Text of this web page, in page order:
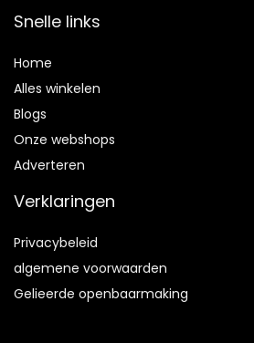
Snelle links
Home
Alles winkelen
Blogs
Onze webshops
Adverteren
Verklaringen
Privacybeleid
algemene voorwaarden
Gelieerde openbaarmaking